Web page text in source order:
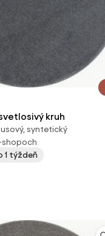
kruh
syntetický
shopoch
1 týždeň